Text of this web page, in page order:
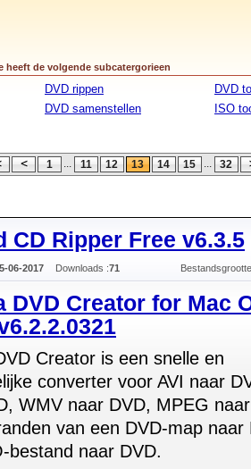
heeft de volgende subcatergorieen
DVD rippen
DVD samenstellen
DVD
ISO
1 ... 11 12 13 14 15 ... 32
CD Ripper Free v6.3.5
06-2017 Downloads :71
DVD Creator for Mac
Creator is een snelle en
converter voor AVI naar
WMV naar DVD, MPEG
van een DVD-map naar
bestand naar DVD.